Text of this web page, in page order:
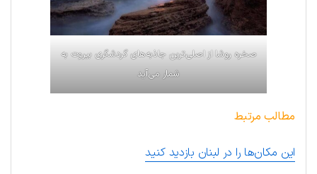
صخره روشا از اصلی‌ترین جاذبه‌های گردشگری بیروت به
شمار می‌آید
مطالب مرتبط
این مکان‌ها را در لبنان بازدید کنید